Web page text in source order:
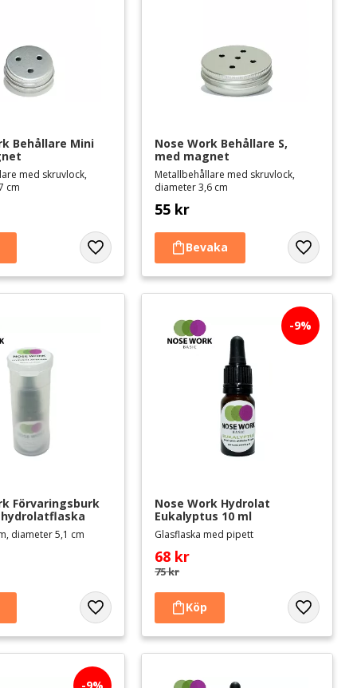
Behållare Mini
med skruvlock,
cm
Lägg till i favoriter
Nose Work Behållare S,
med magnet
Metallbehållare med skruvlock,
diameter 3,6 cm
55 kr
Lägg till i
Förvaringsburk
diameter 5,1 cm
Lägg till i favoriter
Nose Work Hydrolat
Eukalyptus 10 ml
Glasflaska med pipett
68 kr
75kr
9%
Lägg till i